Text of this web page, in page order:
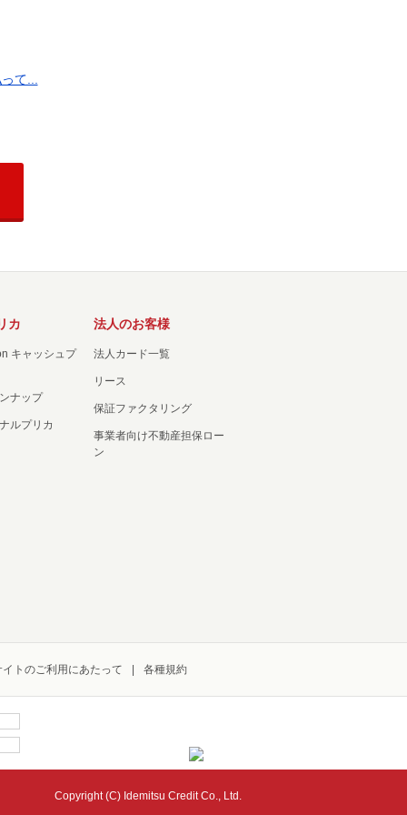
て...
カ
キャッシュプ
ナップ
ルプリカ
法人のお客様
法人カード一覧
リース
保証ファクタリング
事業者向け不動産担保ロー
ン
イトのご利用にあたって 各種規約
Copyright (C) Idemitsu Credit Co., Ltd.